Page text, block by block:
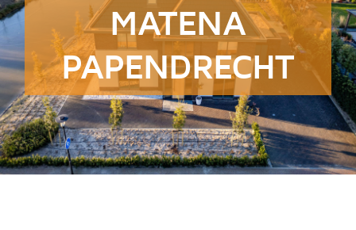
MATENA
PAPENDRECHT